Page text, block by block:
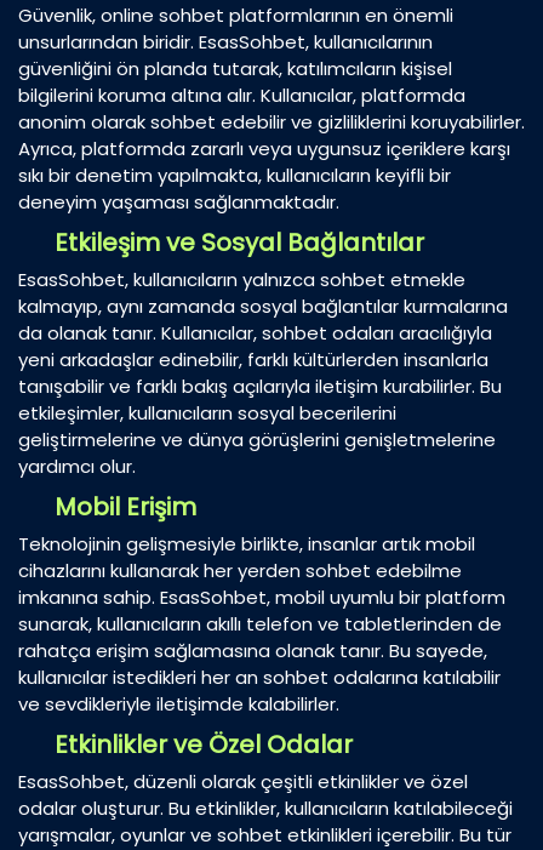
Güvenlik, online sohbet platformlarının en önemli
unsurlarından biridir. EsasSohbet, kullanıcılarının
güvenliğini ön planda tutarak, katılımcıların kişisel
bilgilerini koruma altına alır. Kullanıcılar, platformda
anonim olarak sohbet edebilir ve gizliliklerini koruyabilirler.
Ayrıca, platformda zararlı veya uygunsuz içeriklere karşı
sıkı bir denetim yapılmakta, kullanıcıların keyifli bir
deneyim yaşaması sağlanmaktadır.
Etkileşim ve Sosyal Bağlantılar
EsasSohbet, kullanıcıların yalnızca sohbet etmekle
kalmayıp, aynı zamanda sosyal bağlantılar kurmalarına
da olanak tanır. Kullanıcılar, sohbet odaları aracılığıyla
yeni arkadaşlar edinebilir, farklı kültürlerden insanlarla
tanışabilir ve farklı bakış açılarıyla iletişim kurabilirler. Bu
etkileşimler, kullanıcıların sosyal becerilerini
geliştirmelerine ve dünya görüşlerini genişletmelerine
yardımcı olur.
Mobil Erişim
Teknolojinin gelişmesiyle birlikte, insanlar artık mobil
cihazlarını kullanarak her yerden sohbet edebilme
imkanına sahip. EsasSohbet, mobil uyumlu bir platform
sunarak, kullanıcıların akıllı telefon ve tabletlerinden de
rahatça erişim sağlamasına olanak tanır. Bu sayede,
kullanıcılar istedikleri her an sohbet odalarına katılabilir
ve sevdikleriyle iletişimde kalabilirler.
Etkinlikler ve Özel Odalar
EsasSohbet, düzenli olarak çeşitli etkinlikler ve özel
odalar oluşturur. Bu etkinlikler, kullanıcıların katılabileceği
yarışmalar, oyunlar ve sohbet etkinlikleri içerebilir. Bu tür